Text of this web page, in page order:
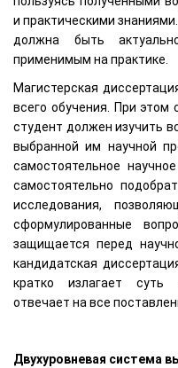
и практическими
должна быть
применимым на практике.
Магистерская
всего обучения. При этом
студент должен изучить
выбранной им научной
самостоятельное
самостоятельно
исследования,
сформулированные
защищается перед
кандидатская
кратко излагает суть
отвечает на все
Двухуровневая система